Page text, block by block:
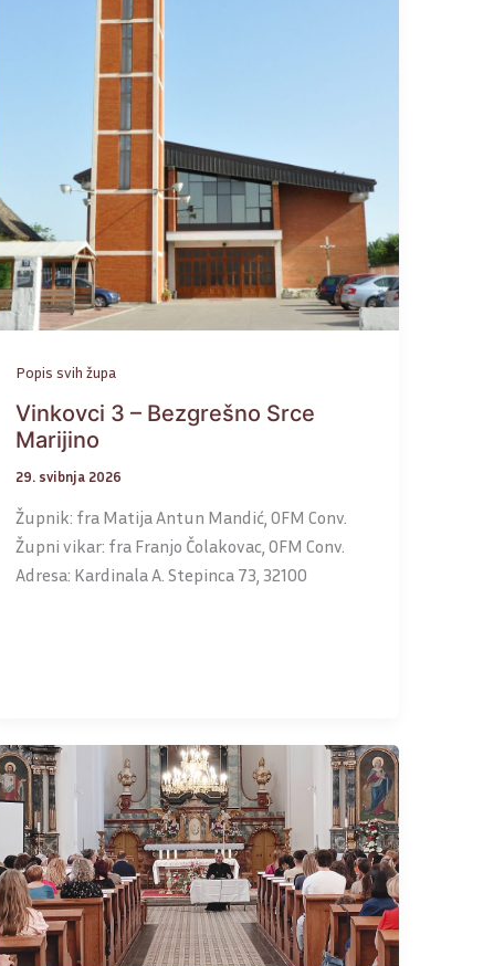
Popis svih župa
Vinkovci 3 – Bezgrešno Srce
Marijino
29. svibnja 2026
Župnik: fra Matija Antun Mandić, OFM Conv.
Župni vikar: fra Franjo Čolakovac, OFM Conv.
Adresa: Kardinala A. Stepinca 73, 32100